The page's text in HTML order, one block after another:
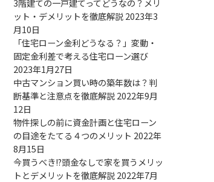
3階建ての一戸建てってどうなの？メリ
ット・デメリットを徹底解説 2023年3
月10日
「住宅ローン金利どうなる？」変動・
固定金利差で考える住宅ローン選び
2023年1月27日
中古マンション買い時の築年数は？判
断基準と注意点を徹底解説 2022年9月
12日
物件探しの前に資金計画と住宅ローン
の目途をたてる４つのメリット 2022年
8月15日
今買うべき!?頭金なしで家を買うメリッ
トとデメリットを徹底解説 2022年7月